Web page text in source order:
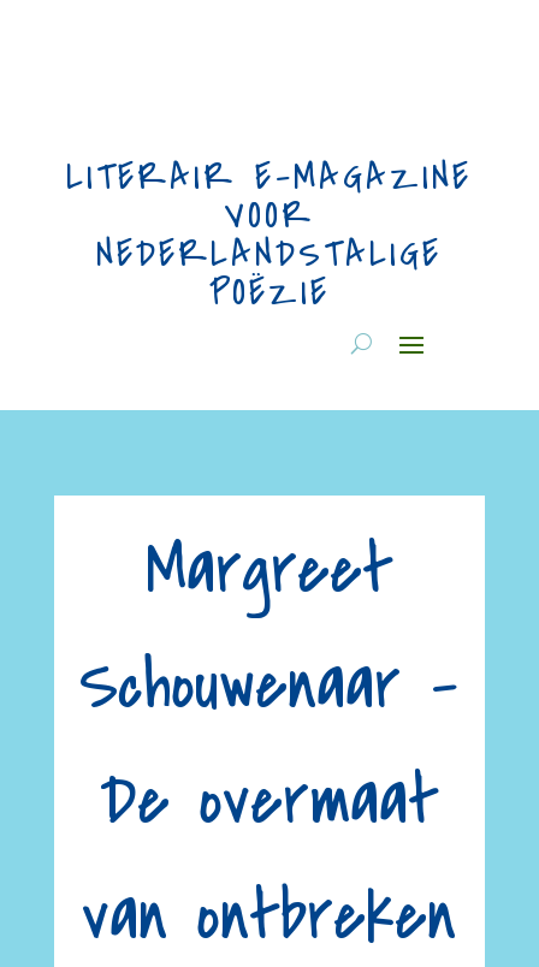
LITERAIR E-MAGAZINE
VOOR
NEDERLANDSTALIGE
POËZIE
Margreet
Schouwenaar –
De overmaat
van ontbreken